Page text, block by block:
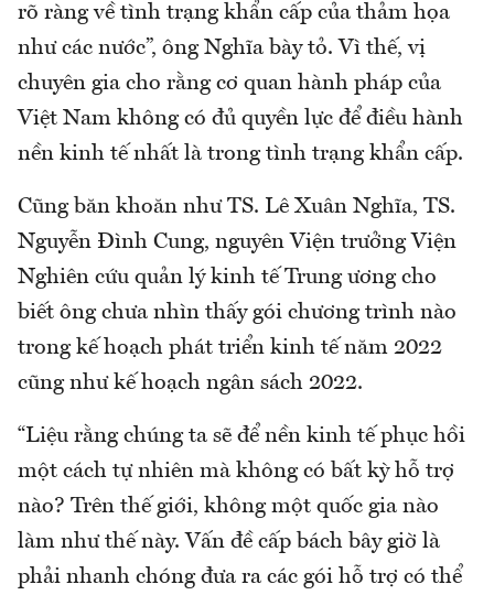
rõ ràng về tình trạng khẩn cấp của thảm họa
như các nước”, ông Nghĩa bày tỏ. Vì thế, vị
chuyên gia cho rằng cơ quan hành pháp của
Việt Nam không có đủ quyền lực để điều hành
nền kinh tế nhất là trong tình trạng khẩn cấp.
Cũng băn khoăn như TS. Lê Xuân Nghĩa, TS.
Nguyễn Đình Cung, nguyên Viện trưởng Viện
Nghiên cứu quản lý kinh tế Trung ương cho
biết ông chưa nhìn thấy gói chương trình nào
trong kế hoạch phát triển kinh tế năm 2022
cũng như kế hoạch ngân sách 2022.
“Liệu rằng chúng ta sẽ để nền kinh tế phục hồi
một cách tự nhiên mà không có bất kỳ hỗ trợ
nào? Trên thế giới, không một quốc gia nào
làm như thế này. Vấn đề cấp bách bây giờ là
phải nhanh chóng đưa ra các gói hỗ trợ có thể